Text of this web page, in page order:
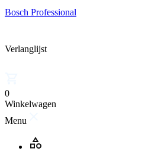
Bosch Professional
Verlanglijst
0
Winkelwagen
Menu